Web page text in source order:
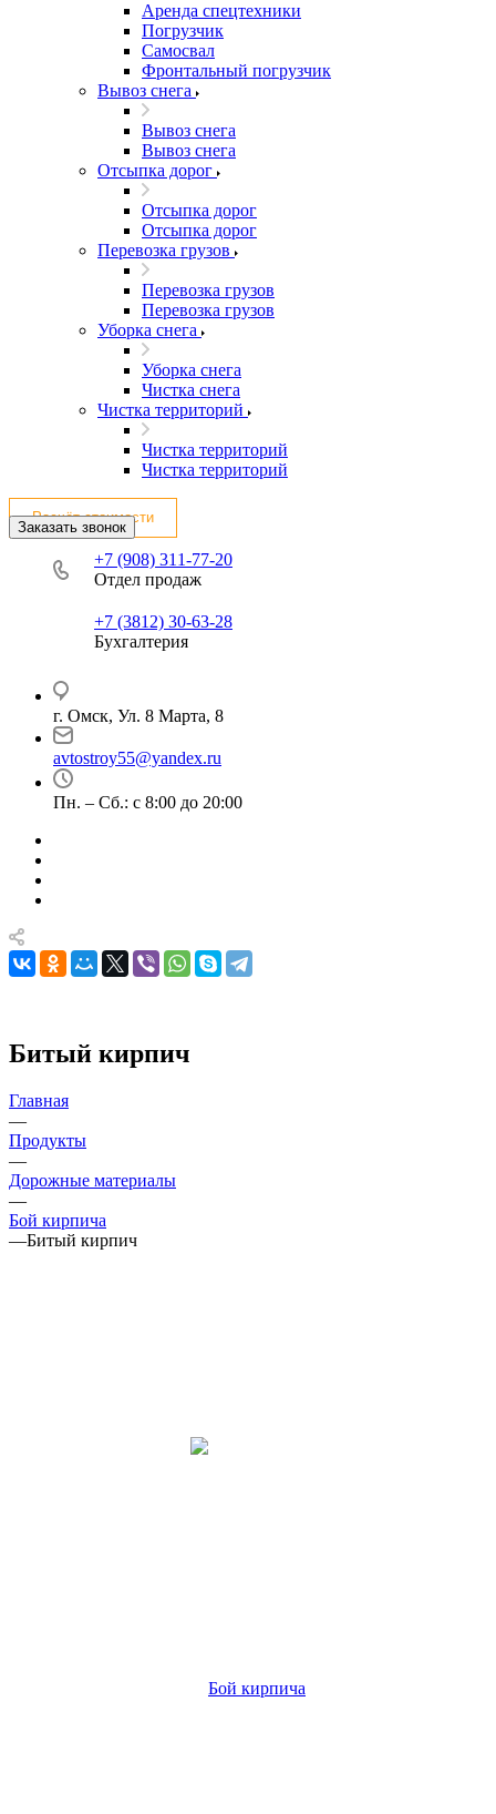
Аренда спецтехники
Погрузчик
Самосвал
Фронтальный погрузчик
Вывоз снега
Вывоз снега
Вывоз снега
Отсыпка дорог
Отсыпка дорог
Отсыпка дорог
Перевозка грузов
Перевозка грузов
Перевозка грузов
Уборка снега
Уборка снега
Чистка снега
Чистка территорий
Чистка территорий
Чистка территорий
Расчёт стоимости
Заказать звонок
+7 (908) 311-77-20
Отдел продаж
+7 (3812) 30-63-28
Бухгалтерия
г. Омск, Ул. 8 Марта, 8
avtostroy55@yandex.ru
Пн. – Сб.: с 8:00 до 20:00
Битый кирпич
Главная
—
Продукты
—
Дорожные материалы
—
Бой кирпича
—Битый кирпич